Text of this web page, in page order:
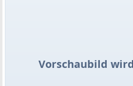
Vorschaubild